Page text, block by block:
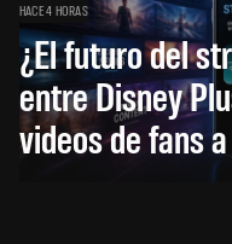
HACE 4 HORAS
¿El futuro del
entre Disney
videos de fans